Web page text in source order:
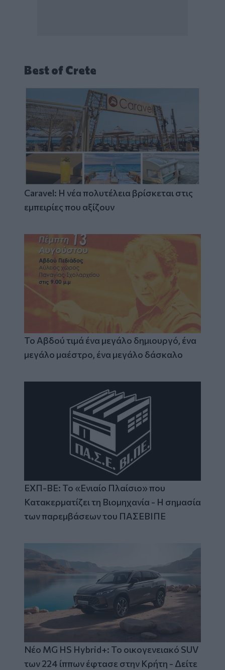
Best of Crete
Caravel: Η νέα πολυτέλεια βρίσκεται στις
εμπειρίες που αξίζουν
Το Αβδού τιμά ένα μεγάλο δημιουργό, ένα
μεγάλο μαέστρο, ένα μεγάλο δάσκαλο
ΕΧΠ-ΒΕ: Το «Ενιαίο Πλαίσιο» που
Κατακερματίζει τη Βιομηχανία - Η σημασία
των παρεμβάσεων του ΠΑΣΕΒΙΠΕ
Νέο MG HS Hybrid+: Το οικογενειακό SUV
των 224 ίππων έφτασε στην Κρήτη - Δείτε